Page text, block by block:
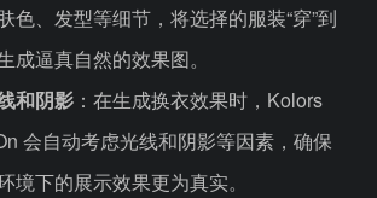
色、发型等细节，将选择的服装“穿”到
成逼真自然的效果图。
和阴影 ：在生成换衣效果时，Kolors
会自动考虑光线和阴影等因素，确保
境下的展示效果更为真实。